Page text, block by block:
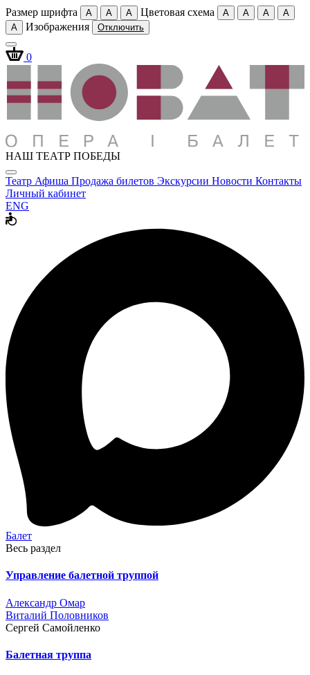
Размер шрифта A A A Цветовая схема A A A
A
A
Изображения Отключить
0
НАШ ТЕАТР ПОБЕДЫ
Театр Афиша Продажа билетов Экскурсии Новости Контакты
Личный кабинет
ENG
Балет
Весь раздел
Управление балетной труппой
Александр Омар
Виталий Половников
Сергей Самойленко
Балетная труппа